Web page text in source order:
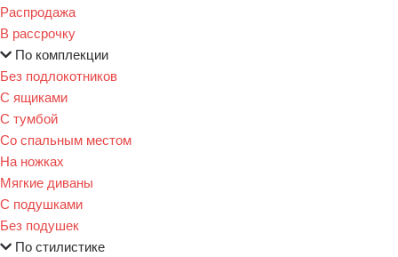
Распродажа
В рассрочку
По комплекции
Без подлокотников
С ящиками
С тумбой
Со спальным местом
На ножках
Мягкие диваны
С подушками
Без подушек
По стилистике